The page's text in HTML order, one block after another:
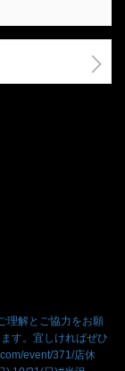
理解とご協力をお願
す。宜しければぜひ
event/371/店休